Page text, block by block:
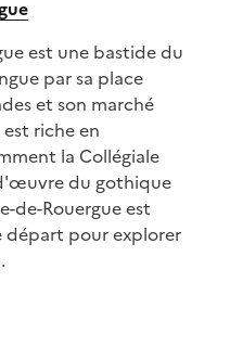
est une bastide du
par sa place
et son marché
riche en
la Collégiale
du gothique
de-Rouergue est
pour explorer